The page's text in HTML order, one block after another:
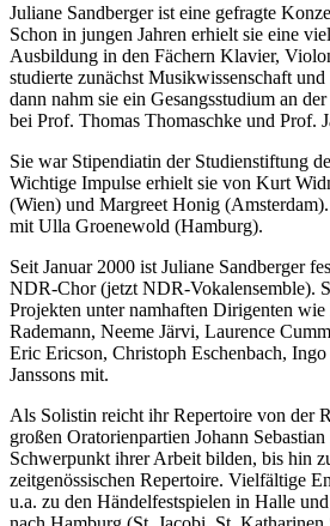
Juliane Sandberger ist eine gefragte
Schon in jungen Jahren erhielt sie eine
Ausbildung in den Fächern Klavier,
studierte zunächst Musikwissenschaft
dann nahm sie ein Gesangsstudium an
bei Prof. Thomas Thomaschke und Prof.
Sie war Stipendiatin der Studienstiftung
Wichtige Impulse erhielt sie von Kurt
(Wien) und Margreet Honig
mit Ulla Groenewold (Hamburg).
Seit Januar 2000 ist Juliane Sandberger
NDR-Chor (jetzt NDR-Vokalensemble).
Projekten unter namhaften Dirigenten
Rademann, Neeme Järvi, Laurence
Eric Ericson, Christoph Eschenbach,
Janssons mit.
Als Solistin reicht ihr Repertoire von der
großen Oratorienpartien Johann
Schwerpunkt ihrer Arbeit bilden, bis hin
zeitgenössischen Repertoire. Vielfältige
u.a. zu den Händelfestspielen in Halle